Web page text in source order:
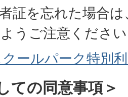
証を忘れた場合
うご注意くださ
ールパーク特別
ての同意事項＞